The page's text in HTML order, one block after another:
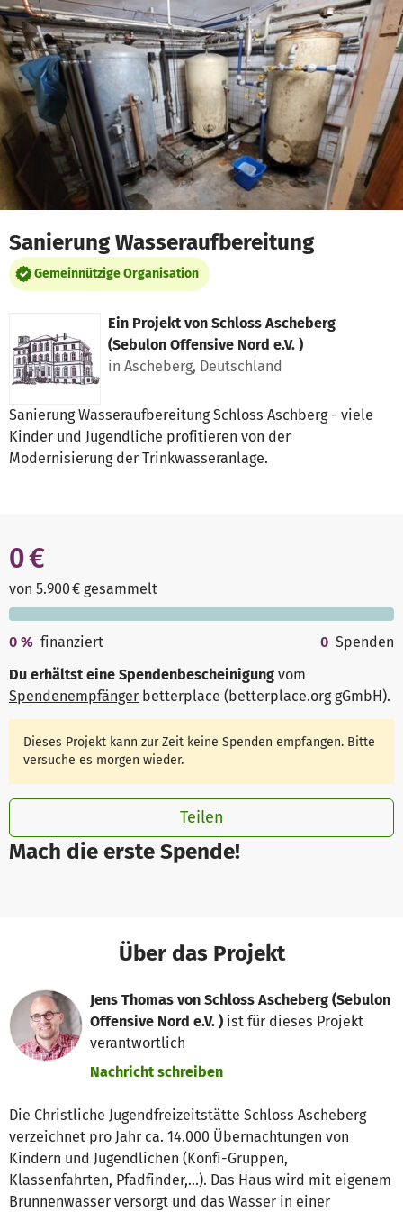
Zum Hauptinhalt springen
Erklärung zur Barrierefreiheit anzeigen
Sanierung Wasseraufbereitung
Gemeinnützige Organisation
Ein Projekt von Schloss Ascheberg
(Sebulon Offensive Nord e.V. )
in Ascheberg, Deutschland
Sanierung Wasseraufbereitung Schloss Aschberg - viele
Kinder und Jugendliche profitieren von der
Modernisierung der Trinkwasseranlage.
Mach die erste Spende!
0 €
von 5.900 € gesammelt
0 % finanziert 0 Spenden
Du erhältst eine Spendenbescheinigung vom
Spendenempfänger betterplace (betterplace.org gGmbH).
Dieses Projekt kann zur Zeit keine Spenden empfangen. Bitte
versuche es morgen wieder.
Teilen
Über das Projekt
Jens Thomas von Schloss Ascheberg (Sebulon
Offensive Nord e.V. ) ist für dieses Projekt
verantwortlich
Nachricht schreiben
Die Christliche Jugendfreizeitstätte Schloss Ascheberg
verzeichnet pro Jahr ca. 14.000 Übernachtungen von
Kindern und Jugendlichen (Konfi-Gruppen,
Klassenfahrten, Pfadfinder,...). Das Haus wird mit eigenem
Brunnenwasser versorgt und das Wasser in einer